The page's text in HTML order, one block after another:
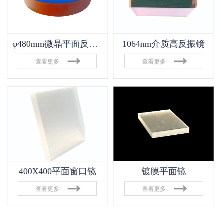
φ480mm微晶平面反射镜
查看更多
1064nm介质高反振镜
查看更多
400X400平面窗口镜
查看更多
镀膜平面镜
查看更多